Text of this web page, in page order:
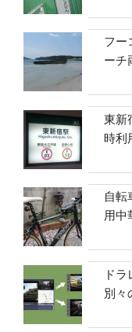
フー
ーチ
東新
時利
自転
用中
ド
別々